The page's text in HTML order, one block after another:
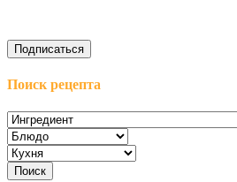
Поиск рецепта